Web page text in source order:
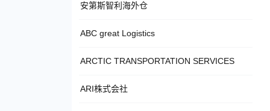
安第斯智利海外仓
ABC great Logistics
ARCTIC TRANSPORTATION SERVICES
ARI株式会社